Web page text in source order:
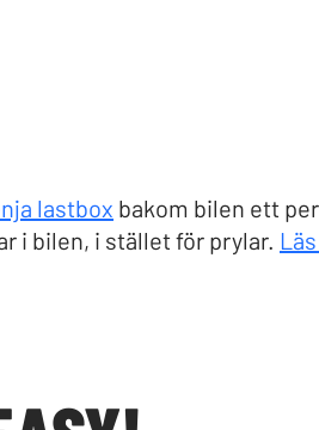
lastbox bakom bilen ett
i bilen, i stället för prylar.